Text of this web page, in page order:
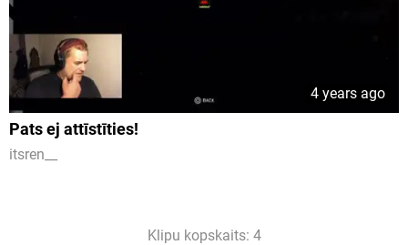
4 years ago
Pats ej attīstīties!
itsren__
Klipu kopskaits: 4